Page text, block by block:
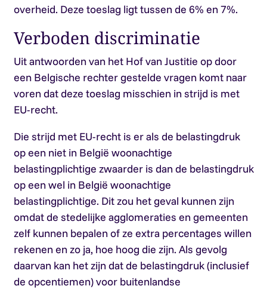
overheid. Deze toeslag ligt tussen de 6% en 7%.
Verboden discriminatie
Uit antwoorden van het Hof van Justitie op door
een Belgische rechter gestelde vragen komt naar
voren dat deze toeslag misschien in strijd is met
EU-recht.
Die strijd met EU-recht is er als de belastingdruk
op een niet in België woonachtige
belastingplichtige zwaarder is dan de belastingdruk
op een wel in België woonachtige
belastingplichtige. Dit zou het geval kunnen zijn
omdat de stedelijke agglomeraties en gemeenten
zelf kunnen bepalen of ze extra percentages willen
rekenen en zo ja, hoe hoog die zijn. Als gevolg
daarvan kan het zijn dat de belastingdruk (inclusief
de opcentiemen) voor buitenlandse